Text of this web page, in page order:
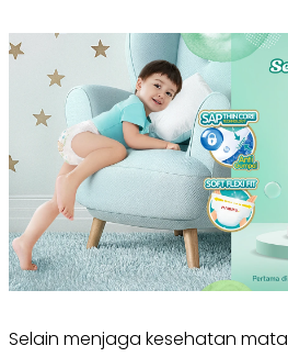
Selain menjaga kesehatan